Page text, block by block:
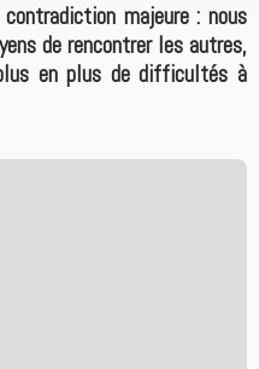
majeure : nous
de rencontrer les autres,
en plus de difficultés à